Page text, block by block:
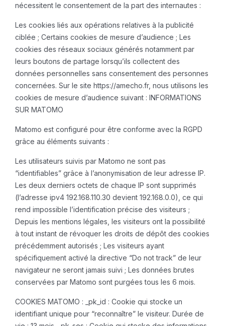
nécessitent le consentement de la part des internautes :
Les cookies liés aux opérations relatives à la publicité
ciblée ; Certains cookies de mesure d’audience ; Les
cookies des réseaux sociaux générés notamment par
leurs boutons de partage lorsqu’ils collectent des
données personnelles sans consentement des personnes
concernées. Sur le site https://amecho.fr, nous utilisons les
cookies de mesure d’audience suivant : INFORMATIONS
SUR MATOMO
Matomo est configuré pour être conforme avec la RGPD
grâce au éléments suivants :
Les utilisateurs suivis par Matomo ne sont pas
“identifiables” grâce à l’anonymisation de leur adresse IP.
Les deux derniers octets de chaque IP sont supprimés
(l’adresse ipv4 192.168.110.30 devient 192.168.0.0), ce qui
rend impossible l’identification précise des visiteurs ;
Depuis les mentions légales, les visiteurs ont la possibilité
à tout instant de révoquer les droits de dépôt des cookies
précédemment autorisés ; Les visiteurs ayant
spécifiquement activé la directive “Do not track” de leur
navigateur ne seront jamais suivi ; Les données brutes
conservées par Matomo sont purgées tous les 6 mois.
COOKIES MATOMO : _pk_id : Cookie qui stocke un
identifiant unique pour “reconnaître” le visiteur. Durée de